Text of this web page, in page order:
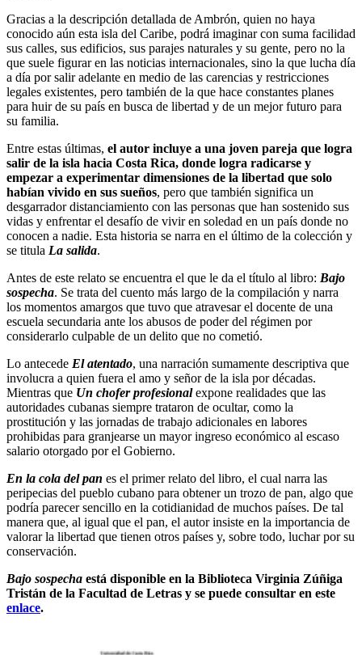
Gracias a la descripción detallada de Ambrón, quien no haya
conocido aún esta isla del Caribe, podrá imaginar con suma facilidad
sus calles, sus edificios, sus parajes naturales y su gente, pero no la
que suele figurar en las noticias internacionales, sino la que lucha día
a día por salir adelante en medio de las carencias y restricciones
legales existentes, pero también de la que hace constantes planes
para huir de su país en busca de libertad y de un mejor futuro para
su familia.
Entre estas últimas, el autor incluye a una joven pareja que logra
salir de la isla hacia Costa Rica, donde logra radicarse y
empezar a experimentar dimensiones de la libertad que solo
habían vivido en sus sueños, pero que también significa un
desgarrador distanciamiento con las personas que han sostenido sus
vidas y enfrentar el desafío de vivir en soledad en un país donde no
conocen a nadie. Esta historia se narra en el último de la colección y
se titula La salida.
Antes de este relato se encuentra el que le da el título al libro: Bajo
sospecha. Se trata del cuento más largo de la compilación y narra
los momentos amargos que tuvo que atravesar el docente de una
escuela secundaria ante los abusos de poder del régimen por
considerarlo culpable de un delito que no cometió.
Lo antecede El atentado, una narración sumamente descriptiva que
involucra a quien fuera el amo y señor de la isla por décadas.
Mientras que Un chofer profesionalexpone realidades que las
autoridades cubanas siempre trataron de ocultar, como la
prostitución y las jornadas de trabajo adicionales en labores
prohibidas para granjearse un mayor ingreso económico al escaso
salario otorgado por el Gobierno.
En la cola del pan es el primer relato del libro, el cual narra las
peripecias del pueblo cubano para obtener un trozo de pan, algo que
podría parecer sencillo en la cotidianidad de muchos países. De tal
manera que, al igual que el pan, el autor insiste en la importancia de
valorar la libertad que tienen otros países y, sobre todo, luchar por su
conservación.
Bajo sospecha está disponible en la Biblioteca Virginia Zúñiga
Tristán de la Facultad de Letras y se puede consultar en este
enlace.